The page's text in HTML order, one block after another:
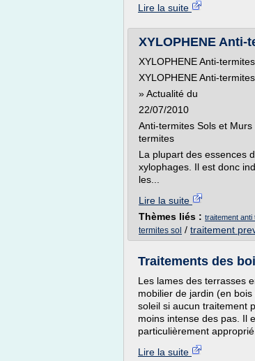
Lire la suite
XYLOPHENE
XYLOPHENE Anti-
XYLOPHENE Anti-
» Actualité du
22/07/2010
Anti-termites Sols et
termites
La plupart des essences
xylophages. Il est donc
les...
Lire la suite
Thèmes liés : traitement
termites sol / traitement
Traitements des
Les lames des terrasses
mobilier de jardin (en
soleil si aucun traitement
moins intense des pas. Il
particulièrement
Lire la suite